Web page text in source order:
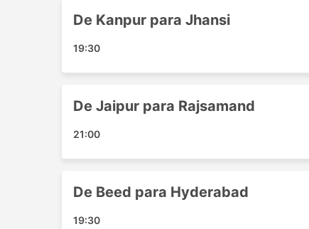
Haveri
Banswara
Baytu
Bharuch
Rajnagar Rajasthan
Kolhapur Maharashtra
Nathdwara
De Kanpur para Jhansi
19:30
De Jaipur para Rajsamand
21:00
De Beed para Hyderabad
19:30